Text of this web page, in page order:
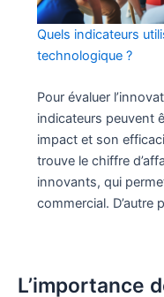
Quels indicateurs
technologique ?
Pour évaluer
indicateurs peuvent
impact et son
trouve le chiffre
innovants, qui
commercial. D’autre
L’importance